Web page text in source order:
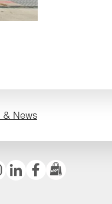
News